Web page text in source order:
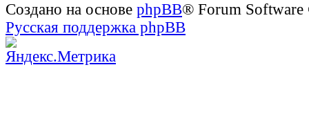
Создано на основе phpBB® Forum
Русская поддержка phpBB